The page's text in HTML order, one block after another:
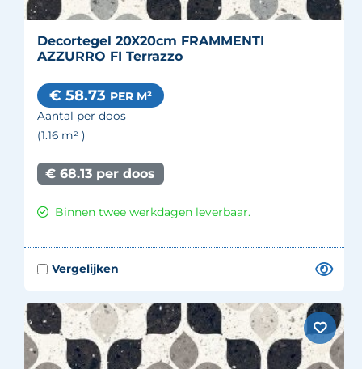
Decortegel 20X20cm FRAMMENTI
AZZURRO FI Terrazzo
€ 58.73 PER M²
Aantal per doos
(1.16 m² )
€ 68.13 per doos
Binnen twee werkdagen leverbaar.